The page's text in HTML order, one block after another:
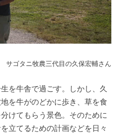
サゴタニ牧農三代目の久保宏輔さん
を牛舎で過ごす。しかし、久
を牛がのどかに歩き、草を食
けてもらう景色。そのために
立てるための計画などを日々